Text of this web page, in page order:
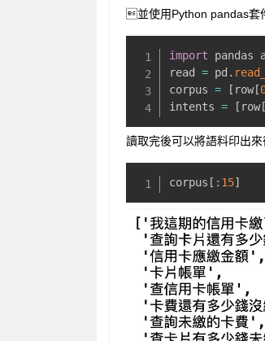
並使用Python pandas套
import pandas
read = pd .
corpus = [ row[
intents = [ row[
讀取完後可以將語料印出
corpus [ : 15]